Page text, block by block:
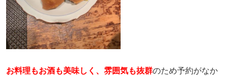
お料理もお酒も美味しく、雰囲気も抜群のため予約がなか